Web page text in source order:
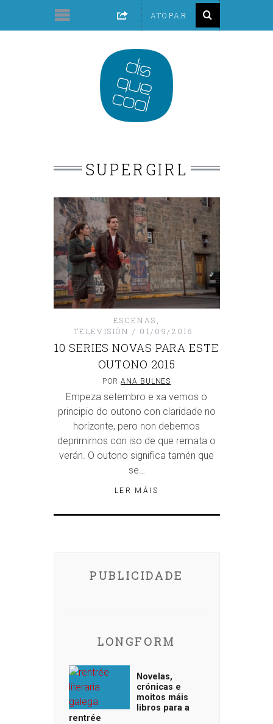
SUPERGIRL
ESCENAS
TELEVISIÓN
01/09/2015
10 SERIES NOVAS PARA ESTE
OUTONO 2015
PORANA BULNES
Empeza setembro e xa vemos o
principio do outono con claridade no
horizonte, pero non debemos
deprimirnos con iso de que remata o
verán. O outono significa tamén que
se…
LER MÁIS
PUBLICIDADE
LONGFORM
Novelas,
crónicas e
moitos máis
libros para a
rentrée